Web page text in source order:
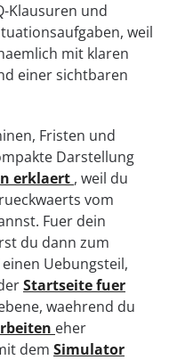
Klausuren und
weil
mit klaren
einer sichtbaren
Fristen und
Darstellung
erklaert , weil du
vom
Fuer dein
du dann zum
Uebungsteil,
Startseite fuer
waehrend du
eher
dem Simulator